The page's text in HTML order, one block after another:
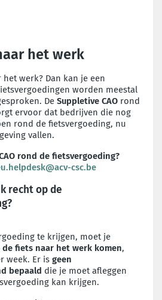
het werk
werk? Dan kan je een
worden meestal
De Suppletive CAO rond
ervoor dat bedrijven die nog
rond de fietsvergoeding, nu
vallen.
rond de fietsvergoeding?
csc.be
recht op de
te krijgen, moet je
fiets naar het werk komen,
week. Er is geen
bepaald die je moet afleggen
kan krijgen.